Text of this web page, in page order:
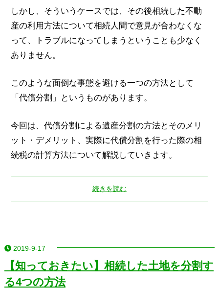
しかし、そういうケースでは、その後相続した不動
産の利用方法について相続人間で意見が合わなくな
って、トラブルになってしまうということも少なく
ありません。
このような面倒な事態を避ける一つの方法として
「代償分割」というものがあります。
今回は、代償分割による遺産分割の方法とそのメリ
ット・デメリット、実際に代償分割を行った際の相
続税の計算方法について解説していきます。
続きを読む
2019-9-17
【知っておきたい】相続した土地を分割す
る4つの方法